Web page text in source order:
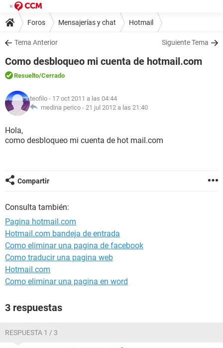
Foros Mensajerías y chat Hotmail
Tema Anterior Siguiente Tema
Como desbloqueo mi cuenta de hotmail.com
Resuelto/Cerrado
teofilo - 17 oct 2011 a las 04:44
medina perico - 21 jul 2012 a las 21:40
Hola,
como desbloqueo mi cuenta de hot mail.com
Compartir
Consulta también:
Pagina hotmail.com
Hotmail.com bandeja de entrada
Como eliminar una pagina de facebook
Como traducir una pagina web
Hotmail.com
Como eliminar una pagina en word
3 respuestas
RESPUESTA 1 / 3